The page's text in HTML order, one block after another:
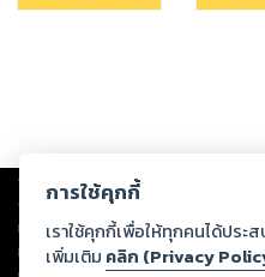
Copyright © 2026
ต่อผลงานหรือเนื้อหาใดที่อัปโหลดผ่านเ
ทรัพย์สินทางปัญญาของบุคคลอื่นหรือขั
ทุกท่านโปรดใช้วิจารณญาณในการกลั่น
การใช้คุกกี้
เราใช้คุกกี้เพื่อให้ทุกคนได้ปร
เพิ่มเติม คลิก (Privacy